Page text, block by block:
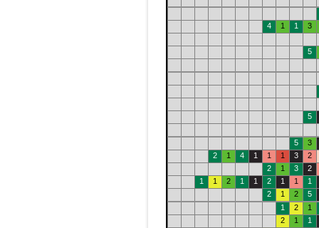
4 1 1 3
5
5
5
3
2
1 4 1 1 1 3
2
2
1 3
2
1
1 2 1 1 2 1 1
1
2
1 2
5
1
2
1
2
1
1